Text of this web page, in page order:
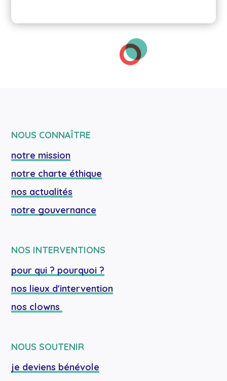
NOUS CONNAÎTRE
notre mission
notre charte éthique
nos actualités
notre gouvernance
NOS INTERVENTIONS
pour qui ? pourquoi ?
nos lieux d'intervention
nos clowns
NOUS SOUTENIR
je deviens bénévole